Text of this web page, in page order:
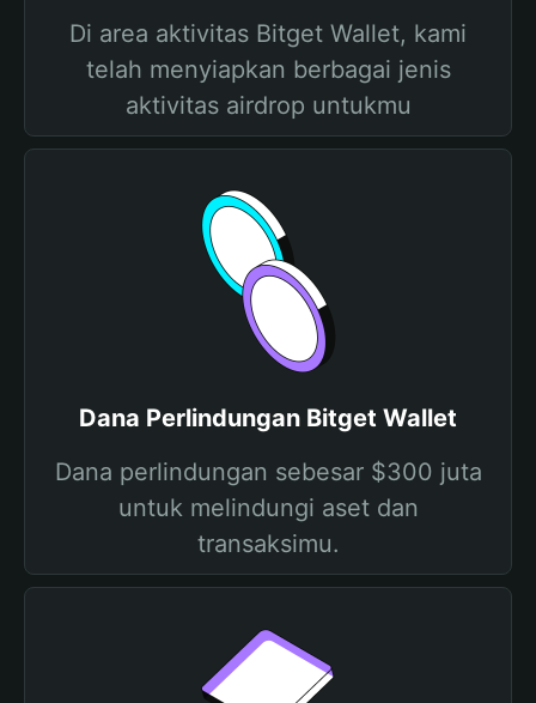
Di area aktivitas Bitget Wallet, kami
telah menyiapkan berbagai jenis
aktivitas airdrop untukmu
Dana Perlindungan Bitget Wallet
Dana perlindungan sebesar $300 juta
untuk melindungi aset dan
transaksimu.